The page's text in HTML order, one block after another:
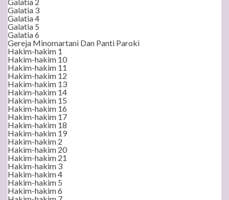
Galatia 3
Galatia 4
Galatia 5
Galatia 6
Gereja Minomartani Dan Panti Paroki
Hakim-hakim 1
Hakim-hakim 10
Hakim-hakim 11
Hakim-hakim 12
Hakim-hakim 13
Hakim-hakim 14
Hakim-hakim 15
Hakim-hakim 16
Hakim-hakim 17
Hakim-hakim 18
Hakim-hakim 19
Hakim-hakim 2
Hakim-hakim 20
Hakim-hakim 21
Hakim-hakim 3
Hakim-hakim 4
Hakim-hakim 5
Hakim-hakim 6